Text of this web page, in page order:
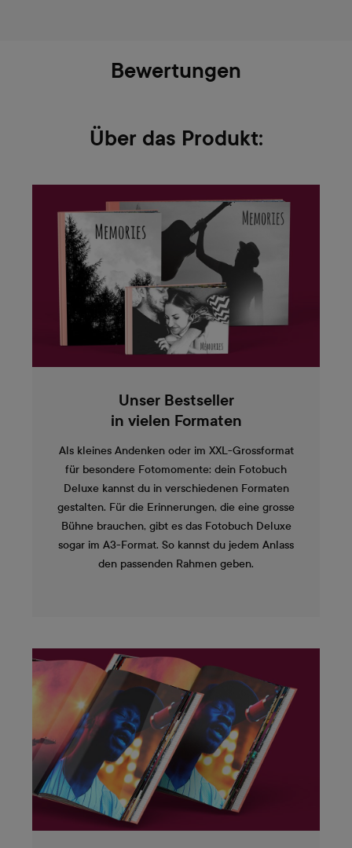
Bewertungen
Über das Produkt:
Unser Bestseller
in vielen Formaten
Als kleines Andenken oder im XXL-Grossformat
für besondere Fotomomente: dein Fotobuch
Deluxe kannst du in verschiedenen Formaten
gestalten. Für die Erinnerungen, die eine grosse
Bühne brauchen, gibt es das Fotobuch Deluxe
sogar im A3-Format. So kannst du jedem Anlass
den passenden Rahmen geben.